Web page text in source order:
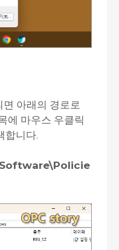
아래의 경로로
에 마우스 우클릭
합니다.